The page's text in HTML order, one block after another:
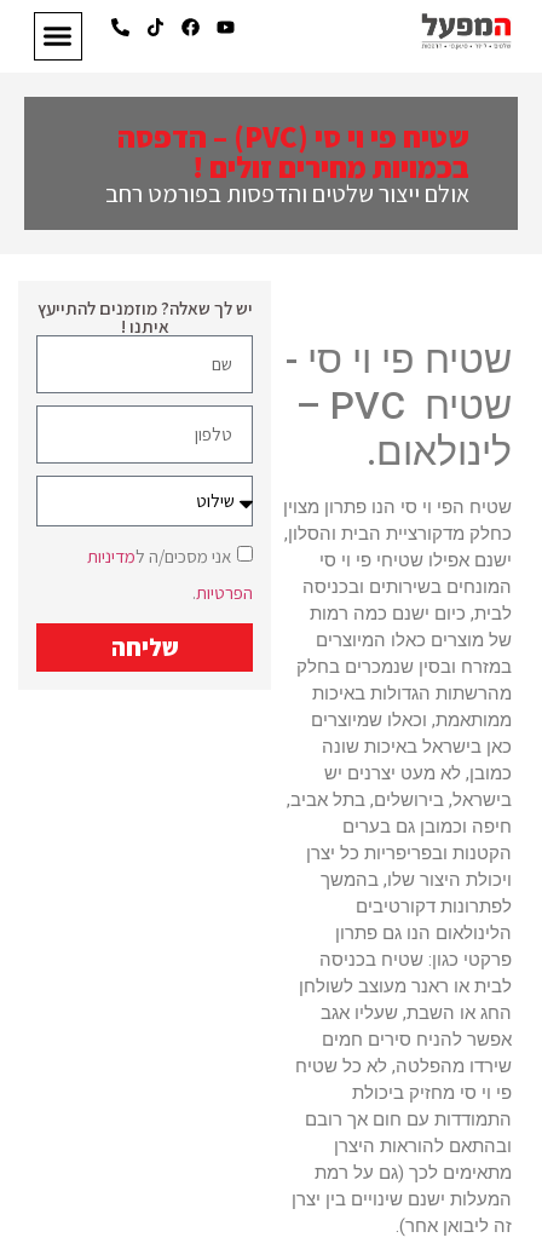
שטיח פי וי סי (PVC) – הדפסה
בכמויות מחירים זולים !
אולם ייצור שלטים והדפסות בפורמט רחב
שטיח פי וי סי -
שטיח PVC –
לינולאום.
שטיח הפי וי סי הנו פתרון מצוין
כחלק מדקורציית הבית והסלון,
ישנם אפילו שטיחי פי וי סי
המונחים בשירותים ובכניסה
לבית, כיום ישנם כמה רמות
של מוצרים כאלו המיוצרים
במזרח ובסין שנמכרים בחלק
מהרשתות הגדולות באיכות
ממותאמת, וכאלו שמיוצרים
כאן בישראל באיכות שונה
כמובן, לא מעט יצרנים יש
בישראל, בירושלים, בתל אביב,
חיפה וכמובן גם בערים
הקטנות ובפריפריות כל יצרן
ויכולת היצור שלו, בהמשך
לפתרונות דקורטיבים
הלינולאום הנו גם פתרון
פרקטי כגון: שטיח בכניסה
לבית או ראנר מעוצב לשולחן
החג או השבת, שעליו אגב
אפשר להניח סירים חמים
שירדו מהפלטה, לא כל שטיח
פי וי סי מחזיק ביכולת
התמודדות עם חום אך רובם
ובהתאם להוראות היצרן
מתאימים לכך (גם על רמת
המעלות ישנם שינויים בין יצרן
זה ליבואן אחר).
יש לך שאלה? מוזמנים להתייעץ
איתנו !
אני מסכים/ה למדיניות
הפרטיות.
שליחה